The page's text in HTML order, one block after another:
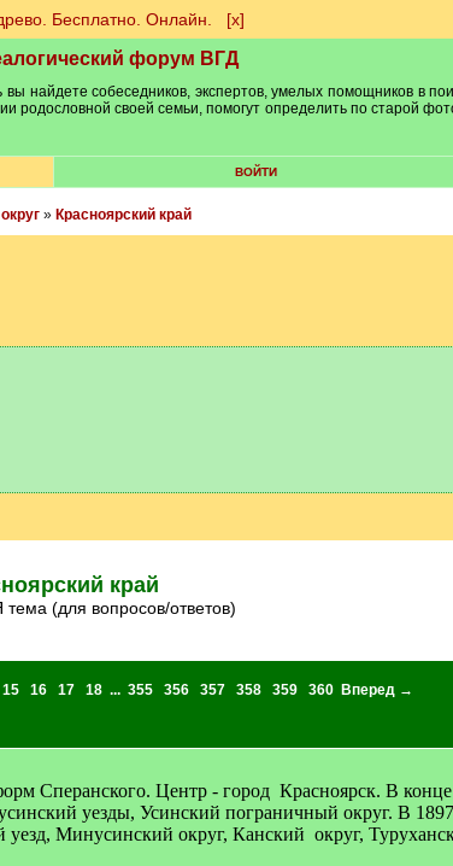
Бесплатно. Онлайн. [х]
форум ВГД
найдете собеседников, экспертов, умелых помощников в
родословной своей семьи, помогут определить по старой
ВОЙТИ
» Красноярский край
край
(для вопросов/ответов)
15 16 17 18 ... 355 356 357 358 359 360
Вперед →
Сперанского. Центр - город Красноярск. В
уезды, Усинский пограничный округ. В
Минусинский округ, Канский округ,